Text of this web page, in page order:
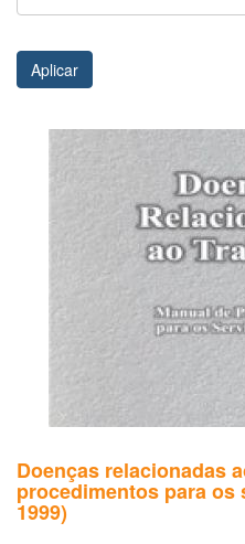
Aplicar
Doenças relacionadas
procedimentos para os
1999)